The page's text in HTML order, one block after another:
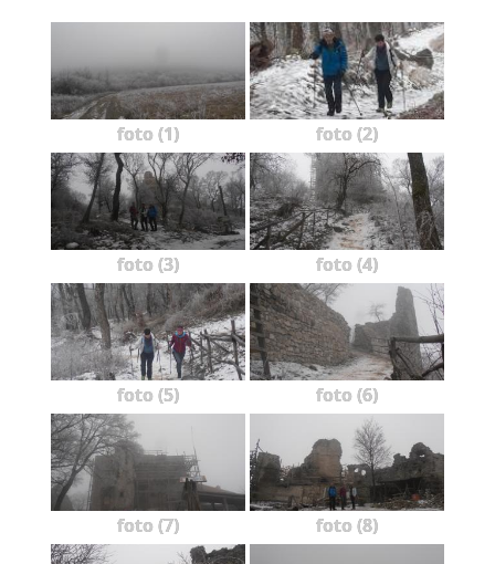
foto (1) foto (2)
foto (3) foto (4)
foto (5) foto (6)
foto (7) foto (8)